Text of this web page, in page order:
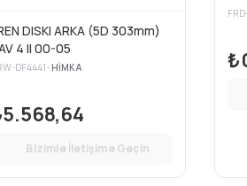
DISKI ARKA (5D 303mm)
RAV 4 II 00-05
DF4441 • HIMKA
Bizimle İletişime Geçin